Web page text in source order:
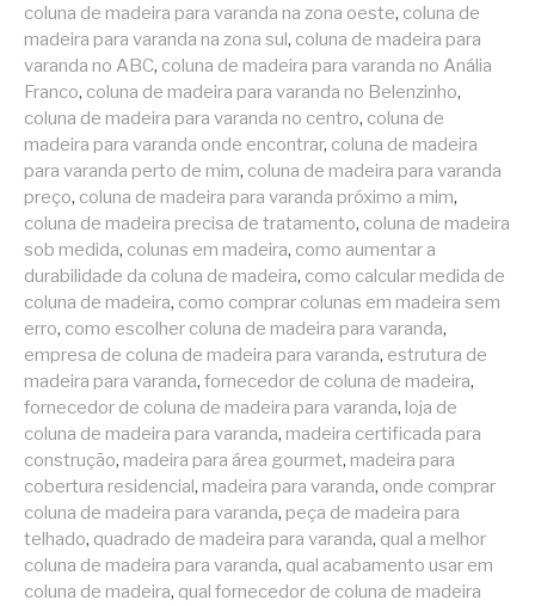
coluna de madeira para varanda na zona oeste, coluna de
madeira para varanda na zona sul , coluna de madeira para
varanda no ABC, coluna de madeira para varanda no Anália
Franco, coluna de madeira para varanda no Belenzinho,
coluna de madeira para varanda no centro, coluna de
madeira para varanda onde encontrar, coluna de madeira
para varanda perto de mim, coluna de madeira para varanda
preço, coluna de madeira para varanda próximo a mim,
coluna de madeira precisa de tratamento, coluna de madeira
sob medida, colunas em madeira, como aumentar a
durabilidade da coluna de madeira, como calcular medida de
coluna de madeira, como comprar colunas em madeira sem
erro, como escolher coluna de madeira para varanda,
empresa de coluna de madeira para varanda, estrutura de
madeira para varanda, fornecedor de coluna de madeira,
fornecedor de coluna de madeira para varanda, loja de
coluna de madeira para varanda, madeira certificada para
construção, madeira para área gourmet, madeira para
cobertura residencial , madeira para varanda, onde comprar
coluna de madeira para varanda, peça de madeira para
telhado, quadrado de madeira para varanda, qual a melhor
coluna de madeira para varanda, qual acabamento usar em
coluna de madeira, qual fornecedor de coluna de madeira